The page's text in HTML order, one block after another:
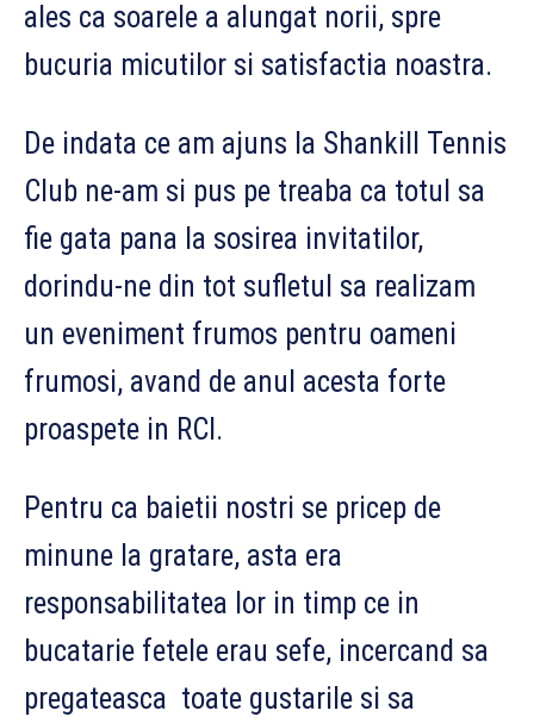
ales ca soarele a alungat norii, spre
bucuria micutilor si satisfactia noastra.
De indata ce am ajuns la Shankill Tennis
Club ne-am si pus pe treaba ca totul sa
fie gata pana la sosirea invitatilor,
dorindu-ne din tot sufletul sa realizam
un eveniment frumos pentru oameni
frumosi, avand de anul acesta forte
proaspete in RCI.
Pentru ca baietii nostri se pricep de
minune la gratare, asta era
responsabilitatea lor in timp ce in
bucatarie fetele erau sefe, incercand sa
pregateasca toate gustarile si sa